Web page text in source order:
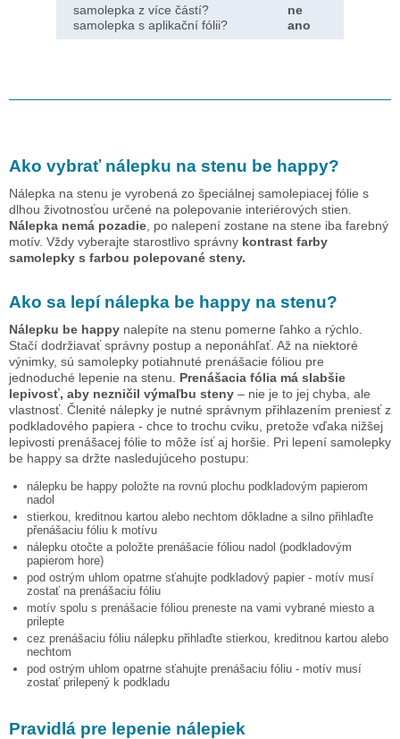
samolepka z více částí?
ne
samolepka s aplikační fólii?
ano
Ako vybrať nálepku na stenu be happy?
Nálepka na stenu je vyrobená zo špeciálnej samolepiacej fólie s
dlhou životnosťou určené na polepovanie interiérových stien.
Nálepka nemá pozadie , po nalepení zostane na stene iba farebný
motív. Vždy vyberajte starostlivo správny kontrast farby
samolepky s farbou polepované steny.
Ako sa lepí nálepka be happy na stenu?
Nálepku be happy nalepíte na stenu pomerne ľahko a rýchlo.
Stačí dodržiavať správny postup a neponáhľať. Až na niektoré
výnimky, sú samolepky potiahnuté prenášacie fóliou pre
jednoduché lepenie na stenu. Prenášacia fólia má slabšie
lepivosť, aby nezničil výmaľbu steny – nie je to jej chyba, ale
vlastnosť. Členité nálepky je nutné správnym přihlazením preniesť z
podkladového papiera - chce to trochu cviku, pretože vďaka nižšej
lepivosti prenášacej fólie to môže ísť aj horšie. Pri lepení samolepky
be happy sa držte nasledujúceho postupu:
nálepku be happy položte na rovnú plochu podkladovým papierom
nadol
stierkou, kreditnou kartou alebo nechtom dôkladne a silno přihlaďte
přenášaciu fóliu k motívu
nálepku otočte a položte prenášacie fóliou nadol (podkladovým
papierom hore)
pod ostrým uhlom opatrne sťahujte podkladový papier - motív musí
zostať na prenášaciu fóliu
motív spolu s prenášacie fóliou preneste na vami vybrané miesto a
prilepte
cez prenášaciu fóliu nálepku přihlaďte stierkou, kreditnou kartou alebo
nechtom
pod ostrým uhlom opatrne sťahujte prenášaciu fóliu - motív musí
zostať prilepený k podkladu
Pravidlá pre lepenie nálepiek